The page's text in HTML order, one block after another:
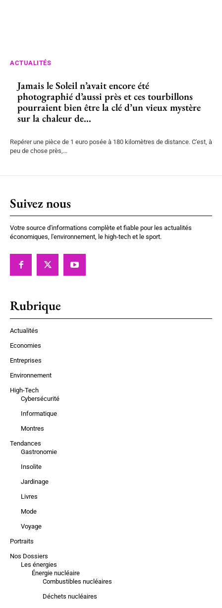
ACTUALITÉS
Jamais le Soleil n’avait encore été
photographié d’aussi près et ces tourbillons
pourraient bien être la clé d’un vieux mystère
sur la chaleur de...
Repérer une pièce de 1 euro posée à 180 kilomètres de distance. C'est, à
peu de chose près,...
Suivez nous
Votre source d'informations complète et fiable pour les actualités
économiques, l'environnement, le high-tech et le sport.
Rubrique
Actualités
Economies
Entreprises
Environnement
High-Tech
Cybersécurité
Informatique
Montres
Tendances
Gastronomie
Insolite
Jardinage
Livres
Mode
Voyage
Portraits
Nos Dossiers
Les énergies
Énergie nucléaire
Combustibles nucléaires
Déchets nucléaires